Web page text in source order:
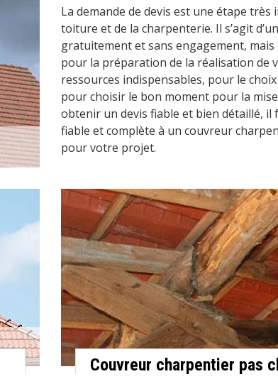
La demande de devis est une étape
toiture et de la charpenterie. Il s’agit
gratuitement et sans engagement,
pour la préparation de la réalisation de
ressources indispensables, pour le
pour choisir le bon moment pour la
obtenir un devis fiable et bien détaillé,
fiable et complète à un couvreur
pour votre projet.
Couvreur charpentier pas